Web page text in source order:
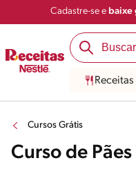
Cadastre-se e baixe
Receitas
Cursos Grátis
Curso de